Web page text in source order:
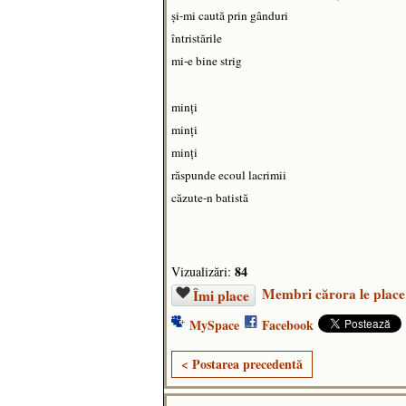
şi-mi caută prin gânduri
întristările
mi-e bine strig
minţi
minţi
minţi
răspunde ecoul lacrimii
căzute-n batistă
Vizualizări: 84
Îmi place Membri cărora le
MySpace Facebook
< Postarea precedentă